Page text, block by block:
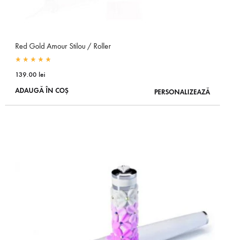
Red Gold Amour Stilou / Roller
139.00 lei
ADAUGĂ ÎN COȘ
PERSONALIZEAZĂ